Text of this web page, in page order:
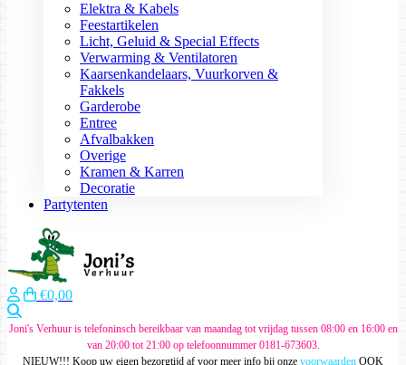
Elektra & Kabels
Feestartikelen
Licht, Geluid & Special Effects
Verwarming & Ventilatoren
Kaarsenkandelaars, Vuurkorven &
Fakkels
Garderobe
Entree
Afvalbakken
Overige
Kramen & Karren
Decoratie
Partytenten
€0,00
Joni's Verhuur is telefoninsch bereikbaar van maandag tot vrijdag tussen 08:00 en 16:00 en
van 20:00 tot 21:00 op telefoonnummer 0181-673603.
NIEUW!!! Koop uw eigen bezorgtijd af voor meer info bij onze voorwaarden OOK